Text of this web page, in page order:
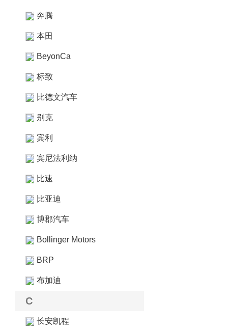
奔腾
本田
BeyonCa
标致
比德文汽车
别克
宾利
宾尼法利纳
比速
比亚迪
博郡汽车
Bollinger Motors
BRP
布加迪
C
长安凯程